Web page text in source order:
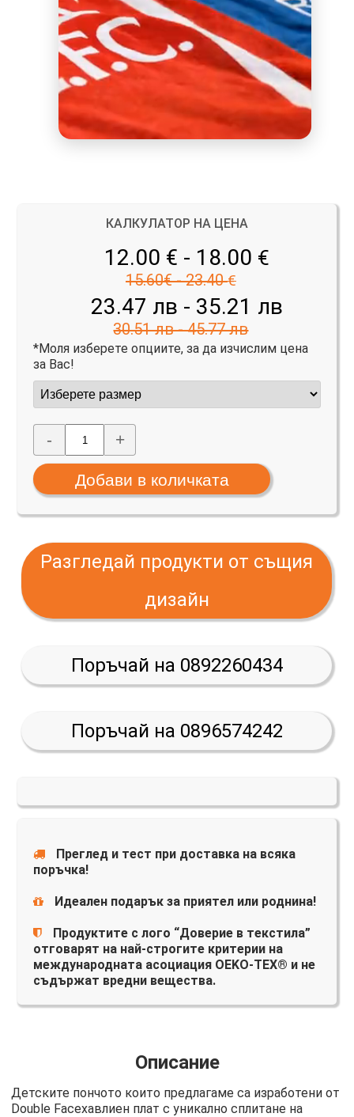
КАЛКУЛАТОР НА ЦЕНА
12.00 € - 18.00 €
15.60€ - 23.40 €
23.47 лв - 35.21 лв
30.51 лв - 45.77 лв
*Моля изберете опциите, за да изчислим цена
за Вас!
- +
Разгледай продукти от същия
дизайн
Поръчай на 0892260434
Поръчай на 0896574242
Преглед и тест при доставка на всяка
поръчка!
Идеален подарък за приятел или роднина!
Продуктите с лого “Доверие в текстила”
отговарят на най-строгите критерии на
международната асоциация OEKO-TEX® и не
съдържат вредни вещества.
Описание
Детските пончото които предлагаме са изработени от
Double Faceхавлиен плат с уникално сплитане на